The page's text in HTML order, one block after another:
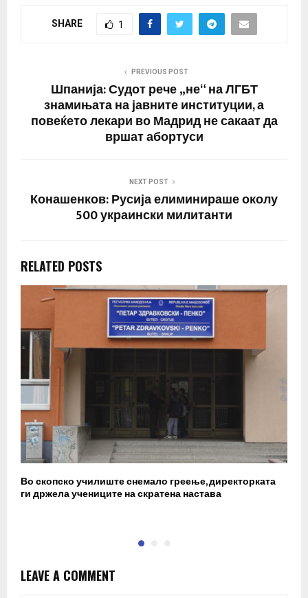
SHARE 1
PREVIOUS POST
Шпанија: Судот рече „не“ на ЛГБТ
знамињата на јавните институции, а
повеќето лекари во Мадрид не сакаат да
вршат абортуси
NEXT POST
Конашенков: Русија елиминираше околу
500 украински милитанти
RELATED POSTS
Во скопско училиште снемало греење, директорката
ги држела учениците на скратена настава
LEAVE A COMMENT